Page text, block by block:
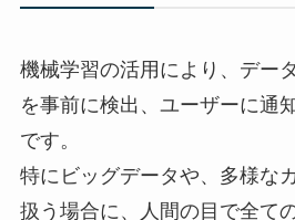
機械学習の活用により、デー
を事前に検出、ユーザーに通
です。
特にビッグデータや、多様な
扱う場合に、人間の目で全て